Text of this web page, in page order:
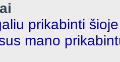
prikabinti
mano